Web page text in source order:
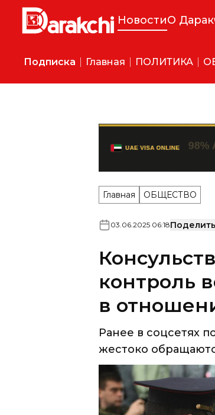
НовостиО
Подписка Главная ПОЛИТИКА
Главная ОБЩЕСТВО
03 06 2025 06:18
контроль
в
Ранее в соцсетях
жестоко